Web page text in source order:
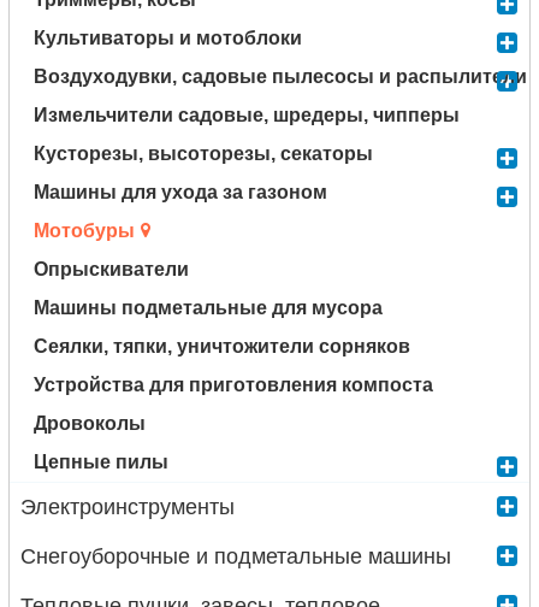
Культиваторы и мотоблоки
Воздуходувки, садовые пылесосы и распылители
Измельчители садовые, шредеры, чипперы
Кусторезы, высоторезы, секаторы
Машины для ухода за газоном
Мотобуры
Опрыскиватели
Машины подметальные для мусора
Сеялки, тяпки, уничтожители сорняков
Устройства для приготовления компоста
Дровоколы
Цепные пилы
Электроинструменты
Снегоуборочные и подметальные машины